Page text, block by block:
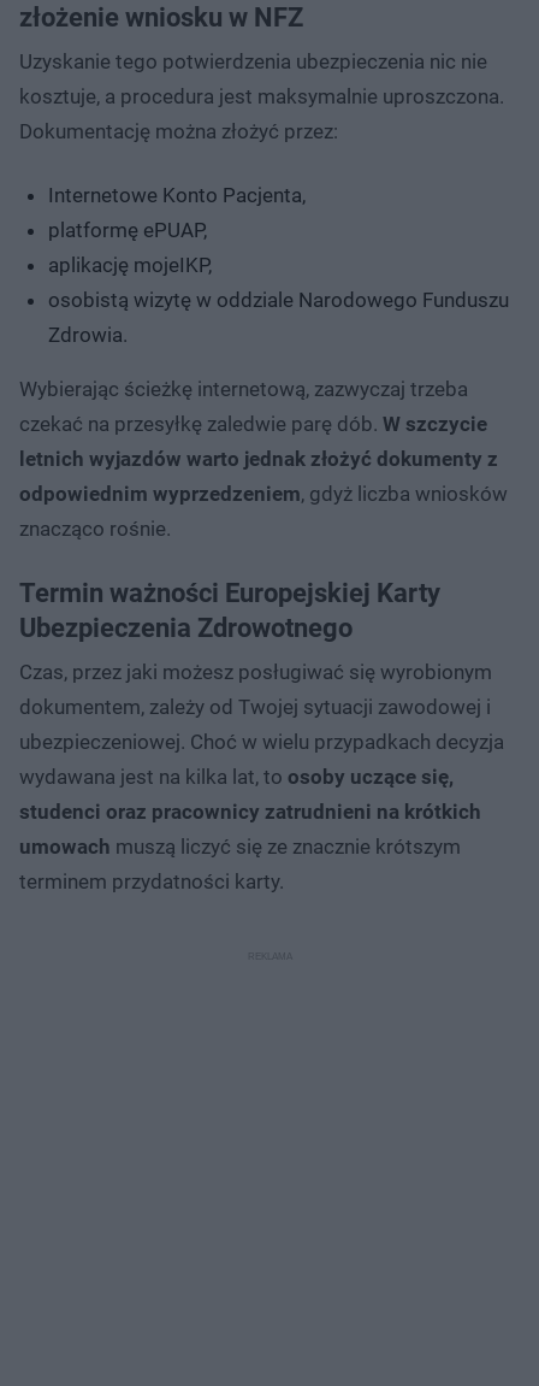
złożenie wniosku w NFZ
Uzyskanie tego potwierdzenia ubezpieczenia nic nie
kosztuje, a procedura jest maksymalnie uproszczona.
Dokumentację można złożyć przez:
Internetowe Konto Pacjenta,
platformę ePUAP,
aplikację mojeIKP,
osobistą wizytę w oddziale Narodowego Funduszu
Zdrowia.
Wybierając ścieżkę internetową, zazwyczaj trzeba
czekać na przesyłkę zaledwie parę dób. W szczycie
letnich wyjazdów warto jednak złożyć dokumenty z
odpowiednim wyprzedzeniem, gdyż liczba wniosków
znacząco rośnie.
Termin ważności Europejskiej Karty
Ubezpieczenia Zdrowotnego
Czas, przez jaki możesz posługiwać się wyrobionym
dokumentem, zależy od Twojej sytuacji zawodowej i
ubezpieczeniowej. Choć w wielu przypadkach decyzja
wydawana jest na kilka lat, to osoby uczące się,
studenci oraz pracownicy zatrudnieni na krótkich
umowach muszą liczyć się ze znacznie krótszym
terminem przydatności karty.